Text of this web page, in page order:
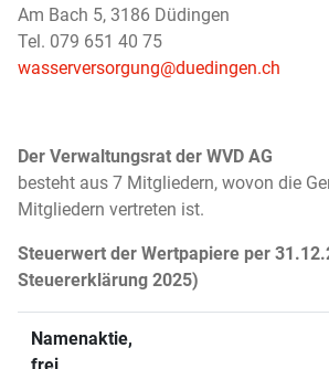
Am Bach 5, 3186 Düdingen
Tel. 079 651 40 75
wasserversorgung@duedingen.ch
Der Verwaltungsrat der WVD AG
besteht aus 7 Mitgliedern, wovon die
Mitgliedern vertreten ist.
Steuerwert der Wertpapiere per
Steuererklärung 2025)
Namenaktie,
frei